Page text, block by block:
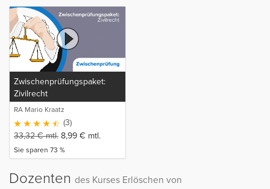
Zwischenprüfungspaket:
Zivilrecht
RA Mario Kraatz
(3)
33,32€mtl. 8,99 € mtl.
Sie sparen 73 %
Dozenten des Kurses Erlöschen von